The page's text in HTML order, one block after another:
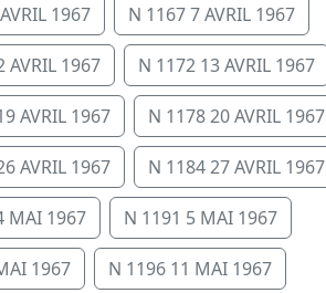
1967 N 1167 7 AVRIL 1967
AVRIL 1967 N 1172 13 AVRIL 1967
AVRIL 1967 N 1178 20 AVRIL 1967
AVRIL 1967 N 1184 27 AVRIL 1967
MAI 1967 N 1191 5 MAI 1967
1967 N 1196 11 MAI 1967